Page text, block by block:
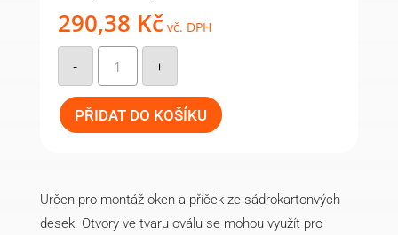
290,38 Kč vč. DPH
-
KRD
Dvoustranný
stavitelný
montážní
úhelník
120x55x30x2,0
+
PŘIDAT DO KOŠÍKU
Určen pro montáž oken a příček ze sádrokartonvých
desek. Otvory ve tvaru oválu se mohou využít pro